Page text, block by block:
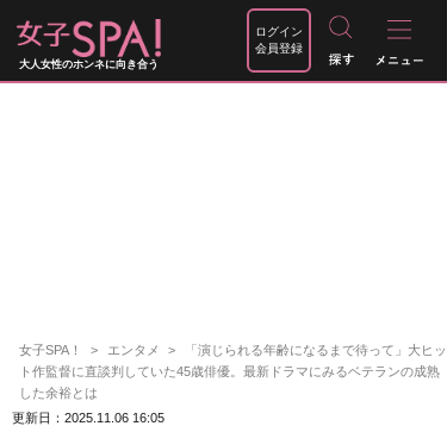
大人女性のホンネに向き合う
ログイン
会員登録
女子SPA！ エンタメ
「演じられる年齢になるまで待って」大ヒッ
ト作監督に直談判していた45歳俳優。最新ドラマにみるベテランの成熟
した余裕とは
更新日：2025.11.06 16:05